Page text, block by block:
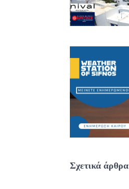
Σχετικά άρθρα